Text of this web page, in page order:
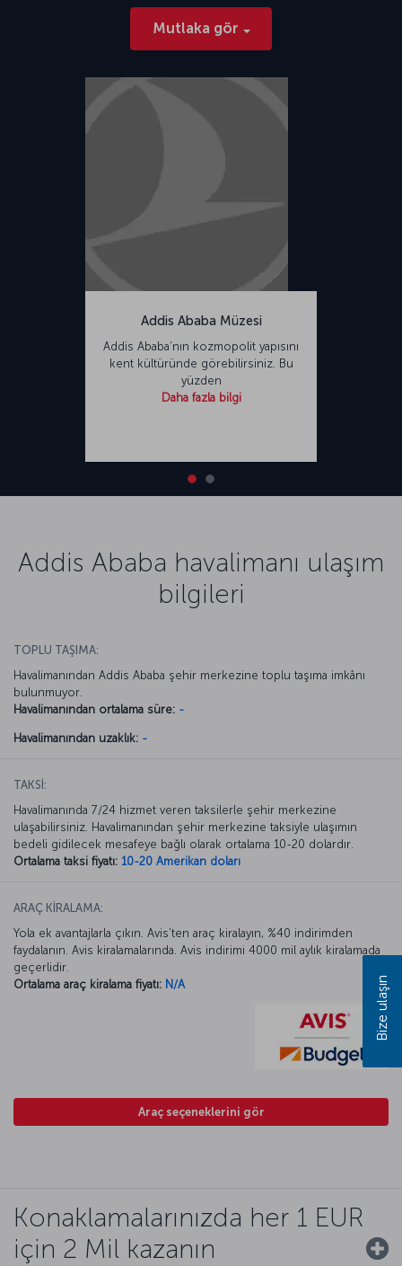
Mutlaka gör
Addis Ababa Müzesi
Addis Ababa’nın kozmopolit yapısını
kent kültüründe görebilirsiniz. Bu
yüzden
Daha fazla bilgi
Addis Ababa havalimanı ulaşım
bilgileri
TOPLU TAŞIMA:
Havalimanından Addis Ababa şehir merkezine toplu taşıma imkânı
bulunmuyor.
Havalimanından ortalama süre: -
Havalimanından uzaklık: -
TAKSİ:
Havalimanında 7/24 hizmet veren taksilerle şehir merkezine
ulaşabilirsiniz. Havalimanından şehir merkezine taksiyle ulaşımın
bedeli gidilecek mesafeye bağlı olarak ortalama 10-20 dolardır.
Ortalama taksi fiyatı: 10-20 Amerikan doları
ARAÇ KİRALAMA:
Yola ek avantajlarla çıkın. Avis’ten araç kiralayın, %40 indirimden
faydalanın. Avis kiralamalarında. Avis indirimi 4000 mil aylık kiralamada
geçerlidir.
Ortalama araç kiralama fiyatı: N/A
Araç seçeneklerini gör
Konaklamalarınızda her 1 EUR
için 2 Mil kazanın
Bize ulaşın